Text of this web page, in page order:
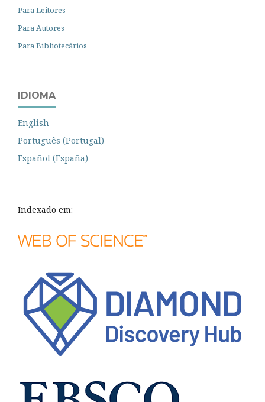
Para Leitores
Para Autores
Para Bibliotecários
IDIOMA
English
Português (Portugal)
Español (España)
Indexado em: